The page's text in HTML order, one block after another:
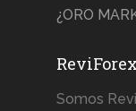
¿ORO
ReviForex
Somos